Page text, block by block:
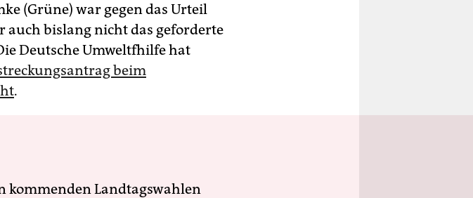
(Grüne) war gegen das Urteil
auch bislang nicht das geforderte
Deutsche Umweltfhilfe hat
beim
.
kommenden Landtagswahlen